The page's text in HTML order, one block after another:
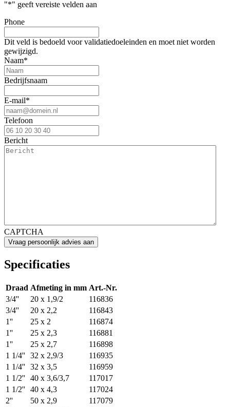
"*" geeft vereiste velden aan
Phone
Dit veld is bedoeld voor validatiedoeleinden en moet niet worden
gewijzigd.
Naam*
Bedrijfsnaam
E-mail*
Telefoon
Bericht
CAPTCHA
Specificaties
Draad Afmeting in mm Art.-Nr.
3/4''
20 x 1,9/2
116836
3/4''
20 x 2,2
116843
1''
25 x 2
116874
1''
25 x 2,3
116881
1''
25 x 2,7
116898
1 1/4'' 32 x 2,9/3
116935
1 1/4'' 32 x 3,5
116959
1 1/2'' 40 x 3,6/3,7
117017
1 1/2'' 40 x 4,3
117024
2''
50 x 2,9
117079